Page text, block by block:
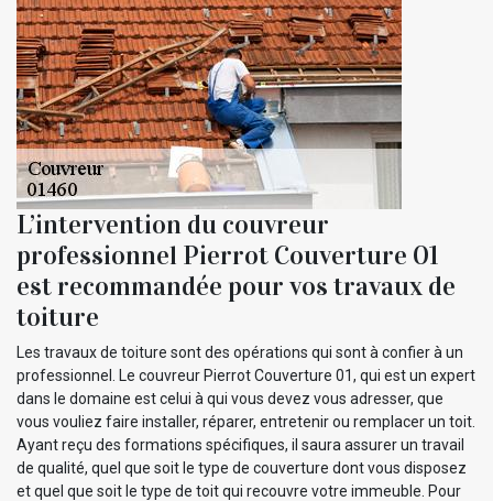
L’intervention du couvreur
professionnel Pierrot Couverture 01
est recommandée pour vos travaux de
toiture
Les travaux de toiture sont des opérations qui sont à confier à un
professionnel. Le couvreur Pierrot Couverture 01, qui est un expert
dans le domaine est celui à qui vous devez vous adresser, que
vous vouliez faire installer, réparer, entretenir ou remplacer un toit.
Ayant reçu des formations spécifiques, il saura assurer un travail
de qualité, quel que soit le type de couverture dont vous disposez
et quel que soit le type de toit qui recouvre votre immeuble. Pour